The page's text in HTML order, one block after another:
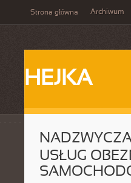
Strona główna Archiwum
HEJKA
USŁUG